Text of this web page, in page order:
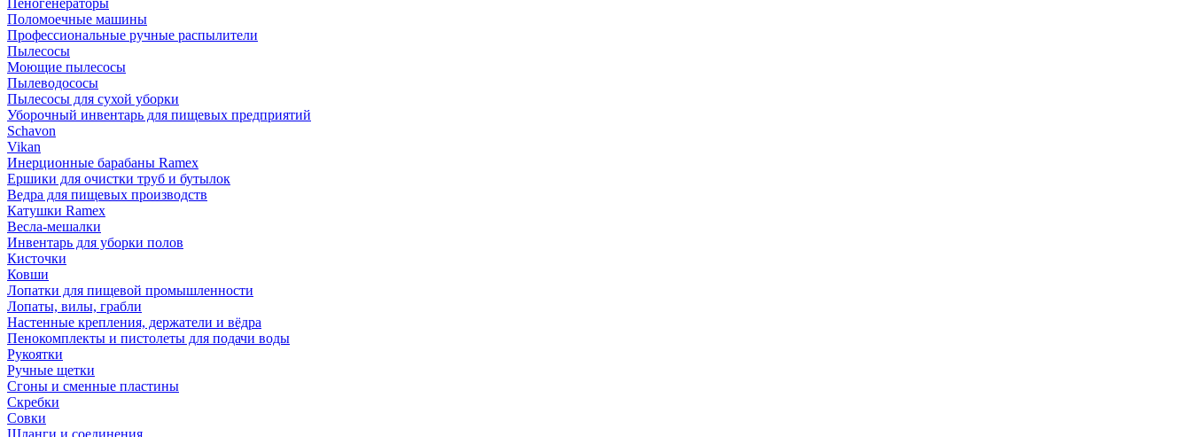
Пеногенераторы
Поломоечные машины
Профессиональные ручные распылители
Пылесосы
Моющие пылесосы
Пылеводососы
Пылесосы для сухой уборки
Уборочный инвентарь для пищевых предприятий
Schavon
Vikan
Инерционные барабаны Ramex
Ершики для очистки труб и бутылок
Ведра для пищевых производств
Катушки Ramex
Весла-мешалки
Инвентарь для уборки полов
Кисточки
Ковши
Лопатки для пищевой промышленности
Лопаты, вилы, грабли
Настенные крепления, держатели и вёдра
Пенокомплекты и пистолеты для подачи воды
Рукоятки
Ручные щетки
Сгоны и сменные пластины
Скребки
Совки
Шланги и соединения